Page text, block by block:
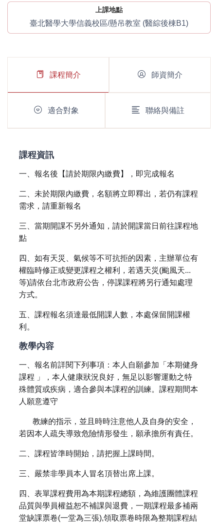
上課地點
臺北醫學大學信義校區/懸吊教室 (醫綜後棟B1)
課程簡介 師資簡介
適合對象 聯絡與備註
課程資訊
一、報名後【請於期限內繳費】，即完成報名
二、未於期限內繳費，名額將立即釋出，若仍有課程
需求，請重新報名
三、當期開課不另外通知，請於開課當日前往課程地
點
四、如有天災、氣候等不可抗拒的因素，主辦單位有
權臨時修正或變更課程之權利，若遇天災(颱風天...
等)請依台北市政府公告，停課課程將另行通知處理
方式。
五、課程報名須達最低開課人數，本處保留開課權
利。
教學內容
一、報名前詳閱下列事項：本人自願參加「本期健身
課程 」，本人健康狀況良好，無足以影響運動之特
殊體質或疾病，適合參與本課程的訓練。課程期間本
人願意遵守
教練的指示，並且時時注意他人及自身的安全，
若因本人疏失導致危險情形發生，願承擔所有責任。
二、課程皆準時開始，請把握上課時間。
三、嚴禁非學員本人冒名頂替出席上課。
四、表單課程費用為本期課程總額，為維護團體課程
品質與學員權益恕不補課與退費，一期課程最多補兩
堂缺課票卷(一堂為三張),領取票卷時限為整期課程結